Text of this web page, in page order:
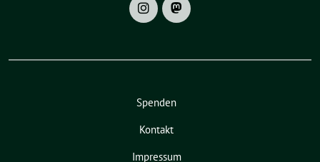
Spenden
Kontakt
Impressum